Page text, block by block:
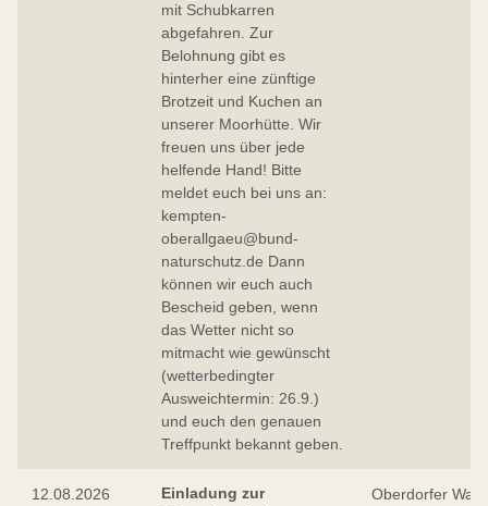
mit Schubkarren
abgefahren. Zur
Belohnung gibt es
hinterher eine zünftige
Brotzeit und Kuchen an
unserer Moorhütte. Wir
freuen uns über jede
helfende Hand! Bitte
meldet euch bei uns an:
kempten-
oberallgaeu@bund-
naturschutz.de Dann
können wir euch auch
Bescheid geben, wenn
das Wetter nicht so
mitmacht wie gewünscht
(wetterbedingter
Ausweichtermin: 26.9.)
und euch den genauen
Treffpunkt bekannt geben.
12.08.2026
Einladung zur
Oberdorfer Wald